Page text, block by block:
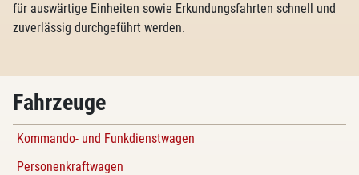
für auswärtige Einheiten sowie Erkundungsfahrten schnell und
zuverlässig durchgeführt werden.
Fahrzeuge
Kommando- und Funkdienstwagen
Personenkraftwagen